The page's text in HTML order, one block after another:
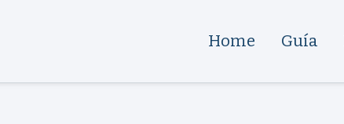
Home Guía